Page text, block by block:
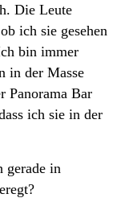
Die Leute
ich sie gesehen
bin immer
in der Masse
Panorama Bar
ich sie in der
gerade in